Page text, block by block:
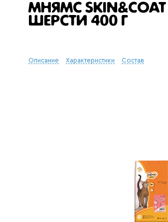
МНЯМС
ШЕРСТИ 400 Г
Описание Характеристики Состав